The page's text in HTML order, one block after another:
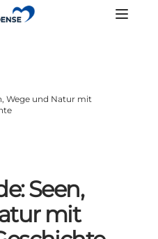
Wege und Natur mit
Seen,
mit